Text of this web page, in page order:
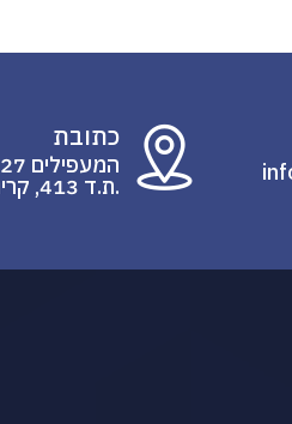
כתובת
.ת.ד 413, קרית אתא